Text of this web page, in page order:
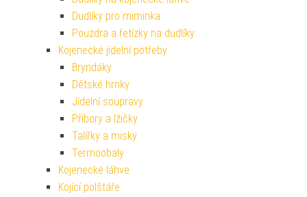
Dudlíky pro miminka
Pouzdra a řetízky na dudlíky
Kojenecké jídelní potřeby
Bryndáky
Dětské hrnky
Jídelní soupravy
Příbory a lžičky
Talířky a misky
Termoobaly
Kojenecké láhve
Kojící polštáře